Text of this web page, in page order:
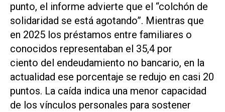
punto, el informe advierte que el “colchón de
solidaridad se está agotando”. Mientras que
en 2025 los préstamos entre familiares o
conocidos representaban el 35,4 por
ciento del endeudamiento no bancario, en la
actualidad ese porcentaje se redujo en casi 20
puntos. La caída indica una menor capacidad
de los vínculos personales para sostener